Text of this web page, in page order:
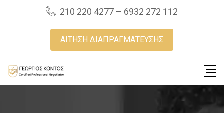
210 220 4277 – 6932 272 112
ΑΙΤΗΣΗ ΔΙΑΠΡΑΓΜΑΤΕΥΣΗΣ